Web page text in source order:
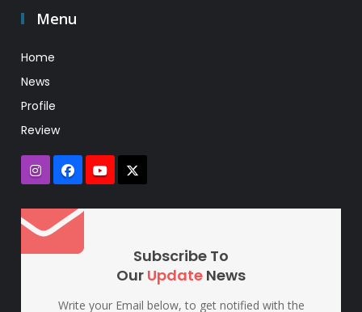
Menu
Home
News
Profile
Review
Subscribe To
Our Update News
Write your Email below, to get notified with the